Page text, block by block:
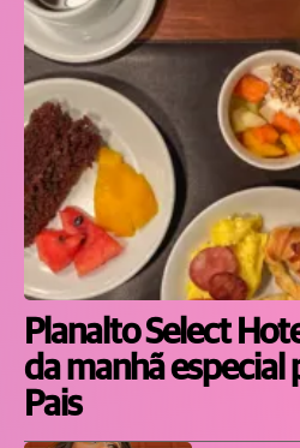
Planalto Select
da manhã especial
Pais